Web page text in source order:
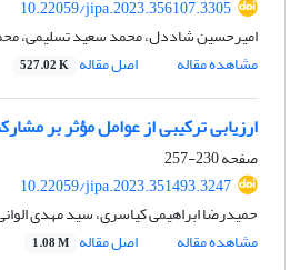
10.22059/jipa.2023.356107.3305
امیرحسین شاددل، محمد سعید تسلیمی،
مشاهده مقاله
اصل مقاله 527.02 K
ارزیابی ترکیبی از عوامل مؤثر بر
صفحه230-257
10.22059/jipa.2023.351493.3247
حمیدرضا ابراهیمی کیاسری، سید مهدی
مشاهده مقاله
اصل مقاله 1.08 M